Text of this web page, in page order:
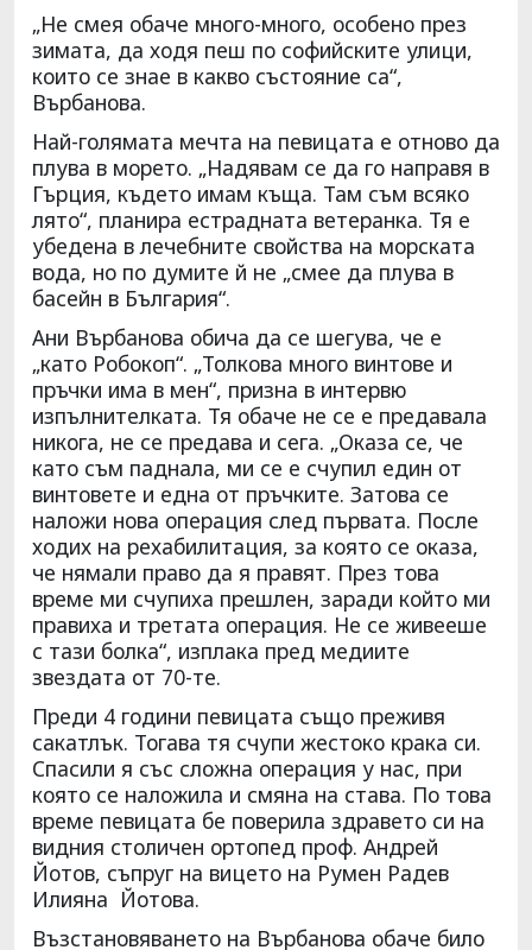
„Не смея обаче много-много, особено през
зимата, да ходя пеш по софийските улици,
които се знае в какво състояние са“,
Върбанова.
Най-голямата мечта на певицата е отново да
плува в морето. „Надявам се да го направя в
Гърция, където имам къща. Там съм всяко
лято“, планира естрадната ветеранка. Тя е
убедена в лечебните свойства на морската
вода, но по думите й не „смее да плува в
басейн в България“.
Ани Върбанова обича да се шегува, че е
„като Робокоп“. „Толкова много винтове и
пръчки има в мен“, призна в интервю
изпълнителката. Тя обаче не се е предавала
никога, не се предава и сега. „Оказа се, че
като съм паднала, ми се е счупил един от
винтовете и една от пръчките. Затова се
наложи нова операция след първата. После
ходих на рехабилитация, за която се оказа,
че нямали право да я правят. През това
време ми счупиха прешлен, заради който ми
правиха и третата операция. Не се живееше
с тази болка“, изплака пред медиите
звездата от 70-те.
Преди 4 години певицата също преживя
сакатлък. Тогава тя счупи жестоко крака си.
Спасили я със сложна операция у нас, при
която се наложила и смяна на става. По това
време певицата бе поверила здравето си на
видния столичен ортопед проф. Андрей
Йотов, съпруг на вицето на Румен Радев
Илияна Йотова.
Възстановяването на Върбанова обаче било